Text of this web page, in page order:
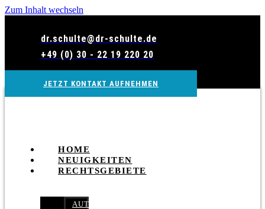
Zum Inhalt wechseln
dr.schulte@dr-schulte.de
+49 (0) 30 - 22 19 220 20
JETZT KONTAKT AUFNEHMEN
HOME
NEUIGKEITEN
RECHTSGEBIETE
AUTOBETRUG